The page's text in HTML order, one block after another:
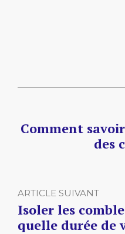
Comment
des
ARTICLE SUIVANT
Isoler les
quelle durée de